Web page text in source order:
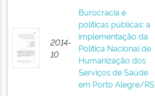
2014-
10
Burocracia e
políticas públicas: a
implementação da
Política Nacional de
Humanização dos
Serviços de Saúde
em Porto Alegre/RS